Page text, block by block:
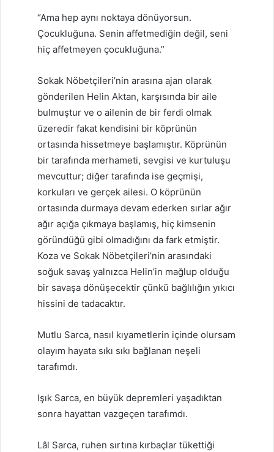
“Ama hep aynı noktaya dönüyorsun.
Çocukluğuna. Senin affetmediğin değil, seni
hiç affetmeyen çocukluğuna.”
Sokak Nöbetçileri’nin arasına ajan olarak
gönderilen Helin Aktan, karşısında bir aile
bulmuştur ve o ailenin de bir ferdi olmak
üzeredir fakat kendisini bir köprünün
ortasında hissetmeye başlamıştır. Köprünün
bir tarafında merhameti, sevgisi ve kurtuluşu
mevcuttur; diğer tarafında ise geçmişi,
korkuları ve gerçek ailesi. O köprünün
ortasında durmaya devam ederken sırlar ağır
ağır açığa çıkmaya başlamış, hiç kimsenin
göründüğü gibi olmadığını da fark etmiştir.
Koza ve Sokak Nöbetçileri’nin arasındaki
soğuk savaş yalnızca Helin’in mağlup olduğu
bir savaşa dönüşecektir çünkü bağlılığın yıkıcı
hissini de tadacaktır.
Mutlu Sarca, nasıl kıyametlerin içinde olursam
olayım hayata sıkı sıkı bağlanan neşeli
tarafımdı.
Işık Sarca, en büyük depremleri yaşadıktan
sonra hayattan vazgeçen tarafımdı.
Lâl Sarca, ruhen sırtına kırbaçlar tükettiği